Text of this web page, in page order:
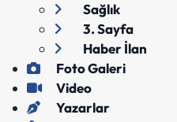
Sağlık
3. Sayfa
Haber İlan
Foto Galeri
Video
Yazarlar